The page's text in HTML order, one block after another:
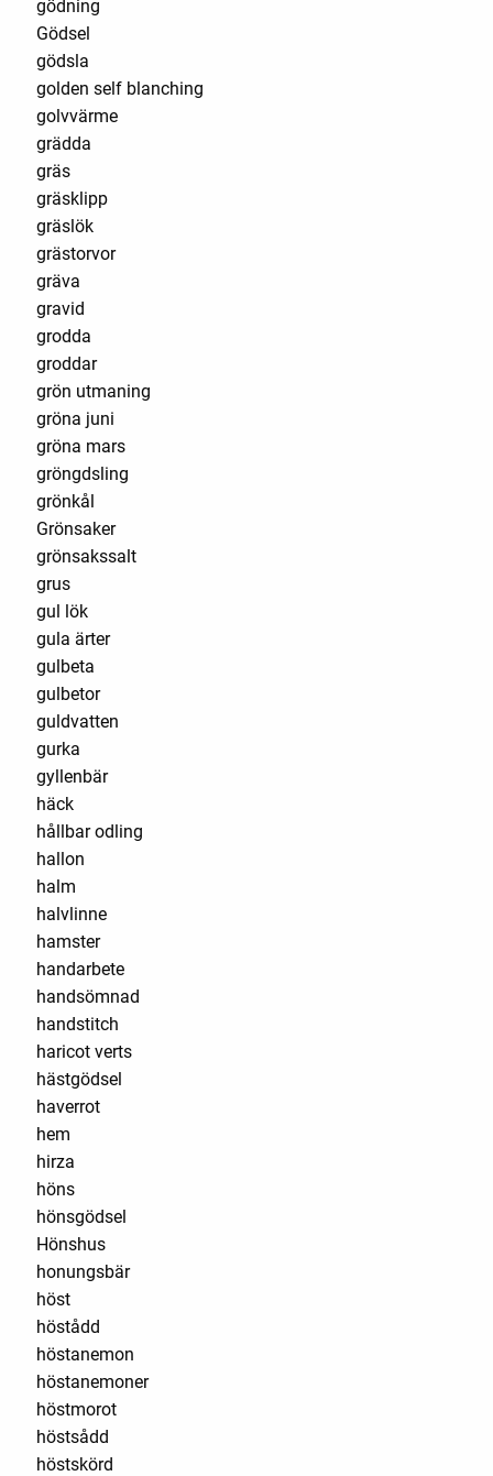
gödning
Gödsel
gödsla
golden self blanching
golvvärme
grädda
gräs
gräsklipp
gräslök
grästorvor
gräva
gravid
grodda
groddar
grön utmaning
gröna juni
gröna mars
gröngdsling
grönkål
Grönsaker
grönsakssalt
grus
gul lök
gula ärter
gulbeta
gulbetor
guldvatten
gurka
gyllenbär
häck
hållbar odling
hallon
halm
halvlinne
hamster
handarbete
handsömnad
handstitch
haricot verts
hästgödsel
haverrot
hem
hirza
höns
hönsgödsel
Hönshus
honungsbär
höst
höstådd
höstanemon
höstanemoner
höstmorot
höstsådd
höstskörd